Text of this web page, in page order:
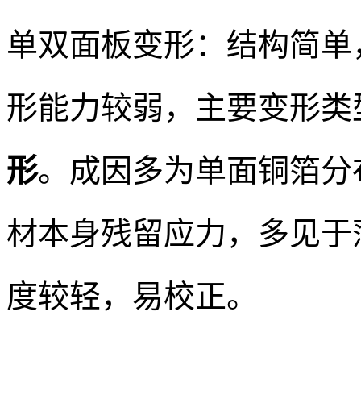
单双面板变形：结构简
形能力较弱，主要变形类
形。成因多为单面铜箔
材本身残留应力，多见
度较轻，易校正。